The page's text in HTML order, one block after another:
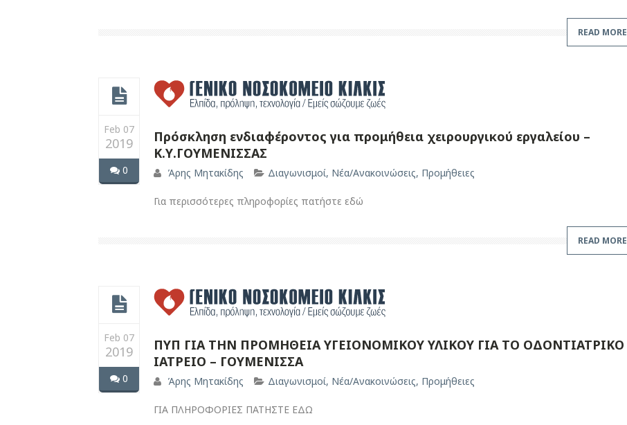
READ MORE
Feb 07
2019
0
Πρόσκληση ενδιαφέροντος για προμήθεια χειρουργικού εργαλείου –
Κ.Υ.ΓΟΥΜΕΝΙΣΣΑΣ
Άρης Μητακίδης Διαγωνισμοί, Νέα/Ανακοινώσεις, Προμήθειες
Για περισσότερες πληροφορίες πατήστε εδώ
READ MORE
Feb 07
2019
0
ΠΥΠ ΓΙΑ ΤΗΝ ΠΡΟΜΗΘΕΙΑ ΥΓΕΙΟΝΟΜΙΚΟΥ ΥΛΙΚΟΥ ΓΙΑ ΤΟ ΟΔΟΝΤΙΑΤΡΙΚΟ
ΙΑΤΡΕΙΟ – ΓΟΥΜΕΝΙΣΣΑ
Άρης Μητακίδης Διαγωνισμοί, Νέα/Ανακοινώσεις, Προμήθειες
ΓΙΑ ΠΛΗΡΟΦΟΡΙΕΣ ΠΑΤΗΣΤΕ ΕΔΩ